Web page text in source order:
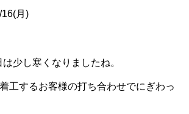
月)
少し寒くなりましたね。
工するお客様の打ち合わせでにぎわっ